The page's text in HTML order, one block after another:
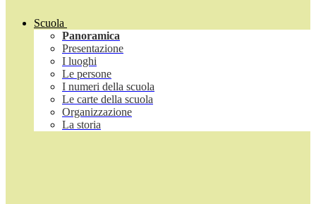
Scuola
Panoramica
Presentazione
I luoghi
Le persone
I numeri della scuola
Le carte della scuola
Organizzazione
La storia